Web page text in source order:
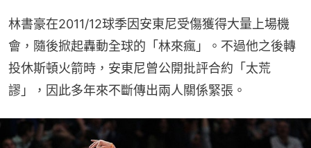
林書豪在2011/12球季因安東尼受傷獲得大量上場機
會，隨後掀起轟動全球的「林來瘋」。不過他之後轉
投休斯頓火箭時，安東尼曾公開批評合約「太荒
謬」，因此多年來不斷傳出兩人關係緊張。